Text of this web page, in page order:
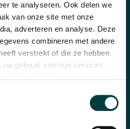
te analyseren. Ook delen we
van onze site met onze
adverteren en analyse. Deze
combineren met andere
verstrekt of die ze hebben
gebruik van hun services.